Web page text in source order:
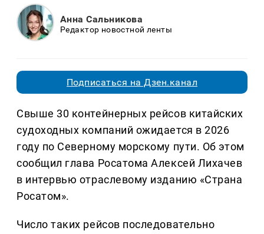
Анна Сальникова
Редактор новостной ленты
Подписаться на Дзен.канал
Свыше 30 контейнерных рейсов китайских
судоходных компаний ожидается в 2026
году по Северному морскому пути. Об этом
сообщил глава Росатома Алексей Лихачев
в интервью отраслевому изданию «Страна
Росатом».
Число таких рейсов последовательно